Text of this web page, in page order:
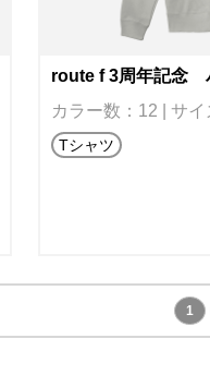
route f 3周年記念
カラー数：12 | サイ
Tシャツ
1